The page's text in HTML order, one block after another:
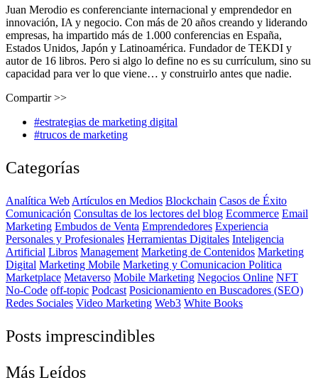
Juan Merodio es conferenciante internacional y emprendedor en
innovación, IA y negocio. Con más de 20 años creando y liderando
empresas, ha impartido más de 1.000 conferencias en España,
Estados Unidos, Japón y Latinoamérica. Fundador de TEKDI y
autor de 16 libros. Pero si algo lo define no es su currículum, sino su
capacidad para ver lo que viene… y construirlo antes que nadie.
Compartir >>
#estrategias de marketing digital
#trucos de marketing
Categorías
Analítica Web Artículos en Medios Blockchain Casos de Éxito
Comunicación Consultas de los lectores del blog Ecommerce Email
Marketing Embudos de Venta Emprendedores Experiencia
Personales y Profesionales Herramientas Digitales Inteligencia
Artificial Libros Management Marketing de Contenidos Marketing
Digital Marketing Mobile Marketing y Comunicacion Politica
Marketplace Metaverso Mobile Marketing Negocios Online NFT
No-Code off-topic Podcast Posicionamiento en Buscadores (SEO)
Redes Sociales Video Marketing Web3 White Books
Posts imprescindibles
Más Leídos